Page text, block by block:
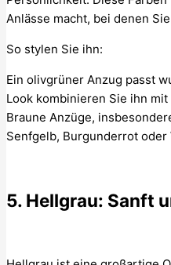
Anlässe macht, bei denen
So stylen Sie ihn:
Ein olivgrüner Anzug passt
Look kombinieren Sie ihn
Braune Anzüge,
Senfgelb, Burgunderrot oder
5. Hellgrau: Sanft